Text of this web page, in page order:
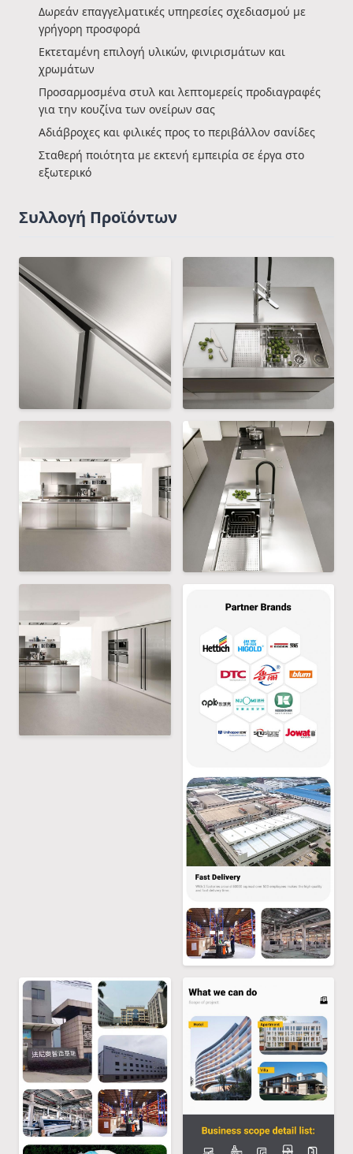
Δωρεάν επαγγελματικές υπηρεσίες σχεδιασμού με
γρήγορη προσφορά
Εκτεταμένη επιλογή υλικών, φινιρισμάτων και
χρωμάτων
Προσαρμοσμένα στυλ και λεπτομερείς προδιαγραφές
για την κουζίνα των ονείρων σας
Αδιάβροχες και φιλικές προς το περιβάλλον σανίδες
Σταθερή ποιότητα με εκτενή εμπειρία σε έργα στο
εξωτερικό
Συλλογή Προϊόντων